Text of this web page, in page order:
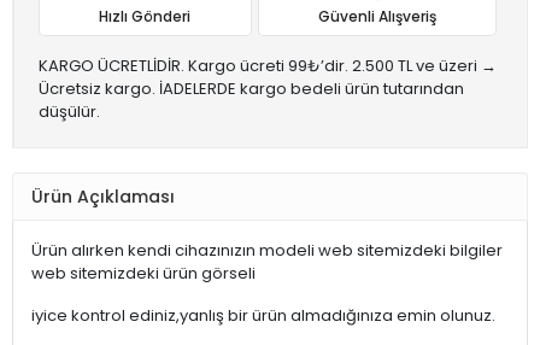
Hızlı Gönderi Güvenli Alışveriş
KARGO ÜCRETLİDİR. Kargo ücreti 99₺’dir. 2.500 TL ve üzeri →
Ücretsiz kargo. İADELERDE kargo bedeli ürün tutarından
düşülür.
Ürün Açıklaması
Ürün alırken kendi cihazınızın modeli web sitemizdeki bilgiler
web sitemizdeki ürün görseli
iyice kontrol ediniz,yanlış bir ürün almadığınıza emin olunuz.